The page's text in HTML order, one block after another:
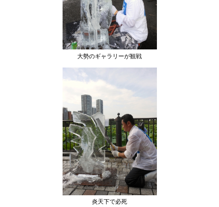
大勢のギャラリーが観戦
炎天下で必死